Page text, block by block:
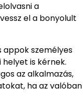
a
el a bonyolult
appok személyes
is kérnek.
az alkalmazás,
ha az valóban